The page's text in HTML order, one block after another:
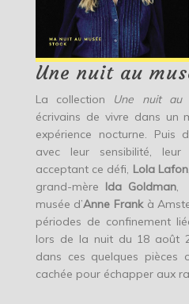
Une nuit au
La collection Une nuit au
écrivains de vivre dans un
expérience nocturne. Puis
avec leur sensibilité,
acceptant ce défi, Lola Lafon
grand-mère Ida Goldman,
musée d’Anne Frankà
périodes de confinement
lors de la nuit du 18 août
dans ces quelques pièces
cachée pour échapper aux